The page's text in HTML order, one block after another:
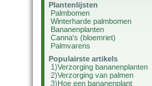
Plantenlijsten
Palmbomen
Winterharde palmbomen
Bananenplanten
Canna's (bloemriet)
Palmvarens
Populairste artikels
1)Verzorging bananenplanten
2)Verzorging van palmen
3)Hoe een bananenplant